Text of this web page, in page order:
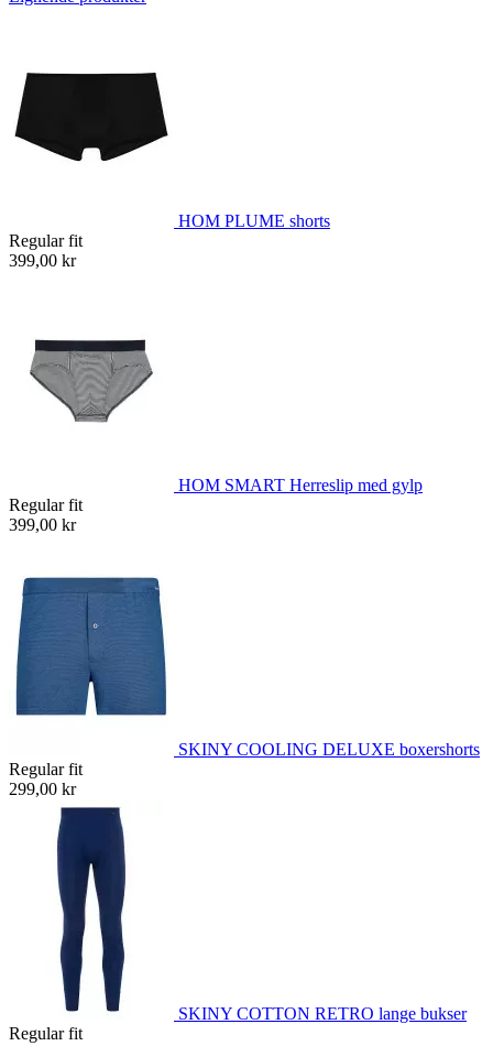
HOM PLUME shorts
Regular fit
399,00 kr
HOM SMART Herreslip med gylp
Regular fit
399,00 kr
SKINY COOLING DELUXE boxershorts
Regular fit
299,00 kr
SKINY COTTON RETRO lange bukser
Regular fit